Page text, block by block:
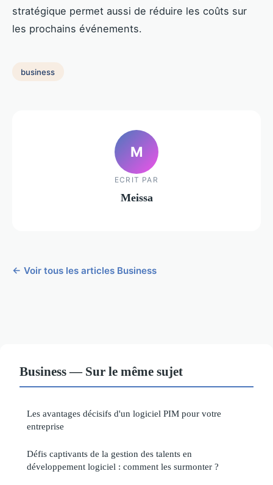
stratégique permet aussi de réduire les coûts sur
les prochains événements.
business
M
ECRIT PAR
Meissa
← Voir tous les articles Business
Business — Sur le même sujet
Les avantages décisifs d'un logiciel PIM pour votre
entreprise
Défis captivants de la gestion des talents en
développement logiciel : comment les surmonter ?